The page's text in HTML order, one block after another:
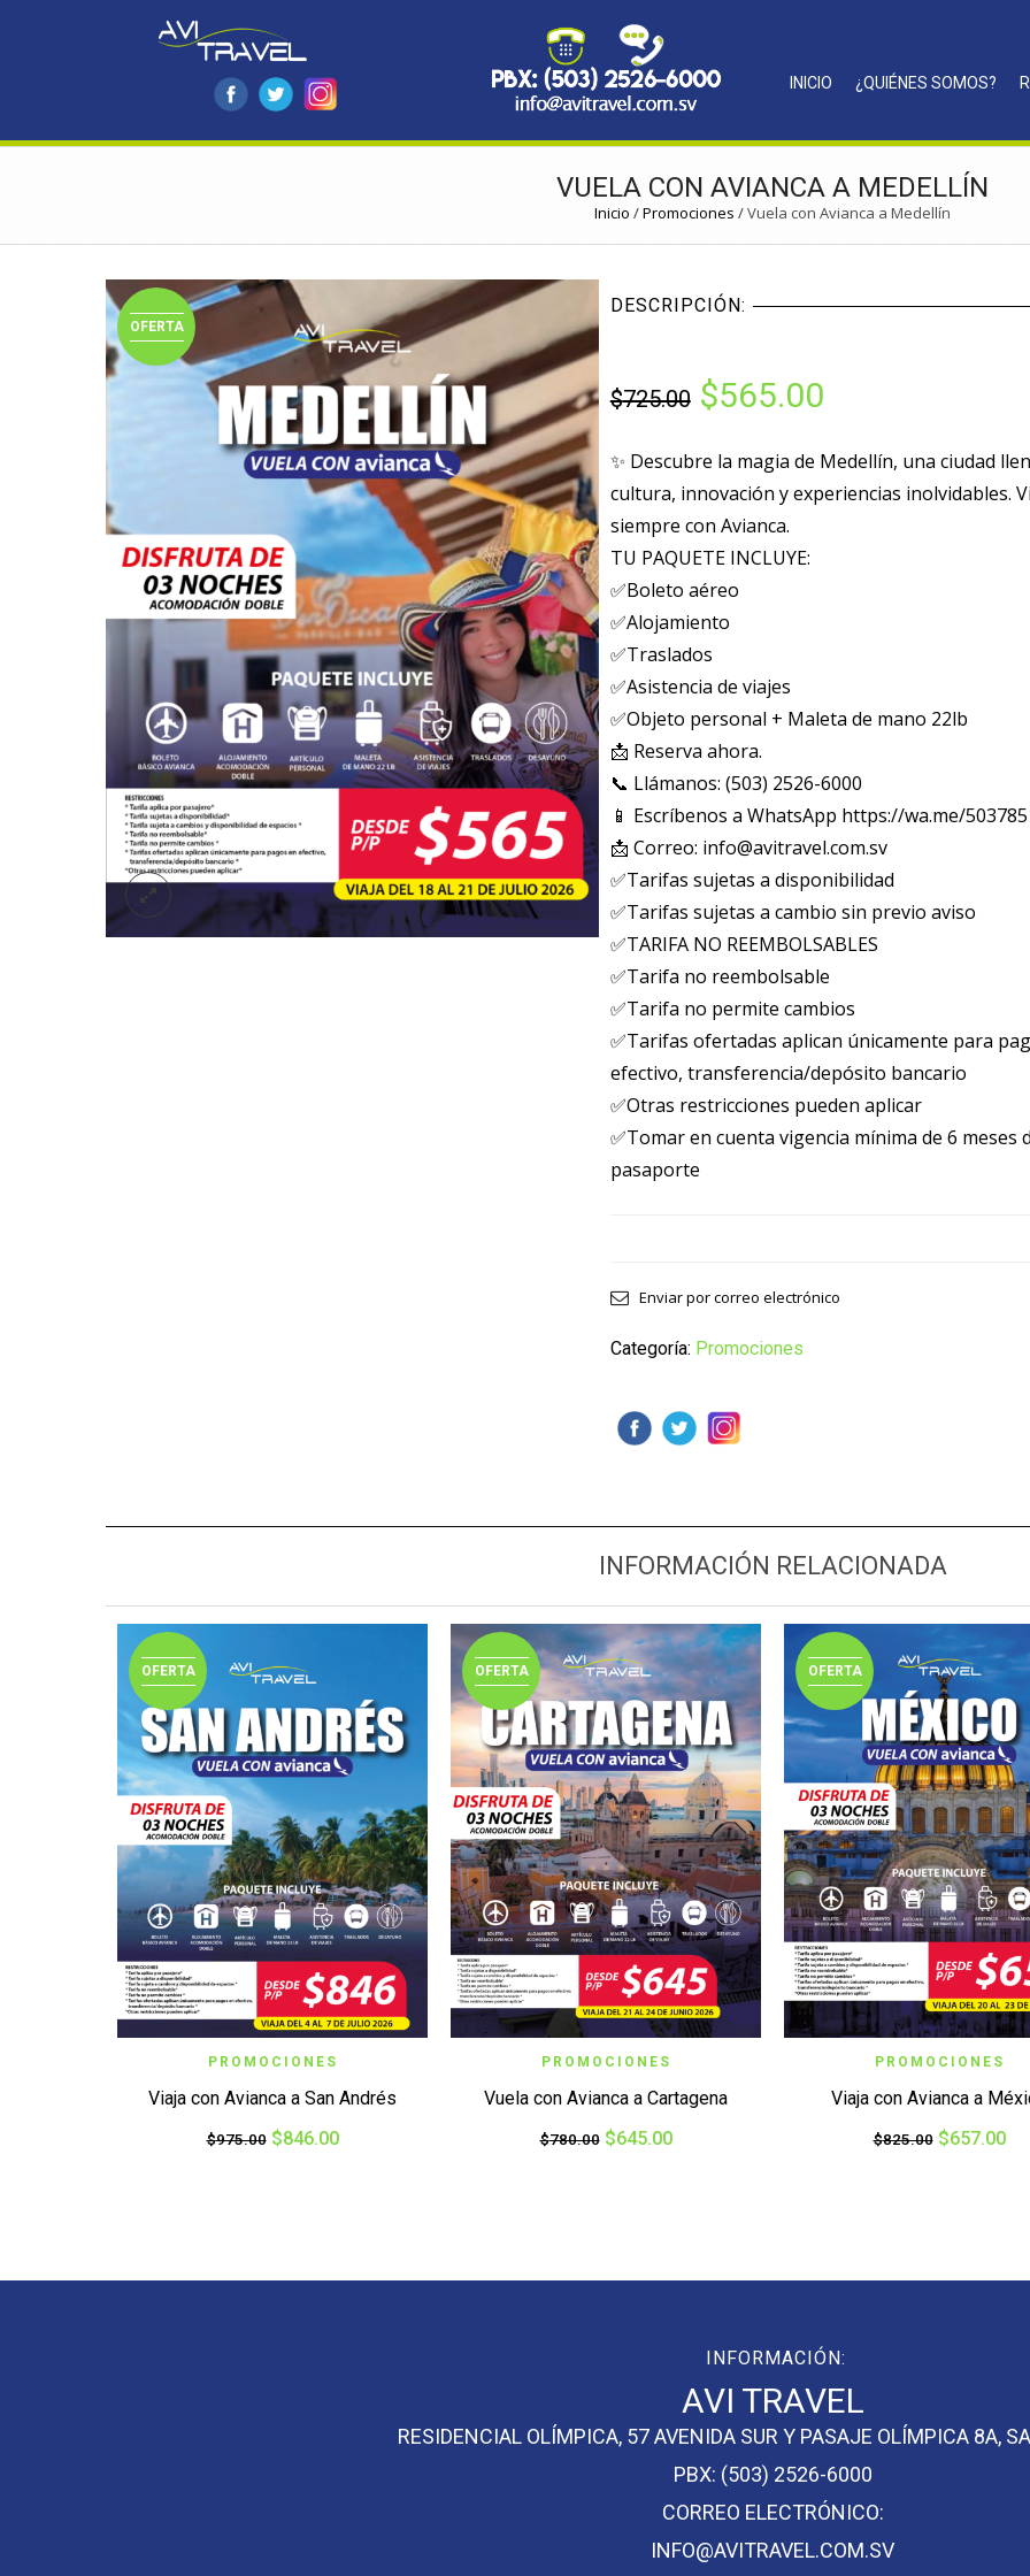
INICIO ¿QUIÉNES SOMOS?
VUELA CON AVIANCA A MEDELLÍN
Inicio /Promociones /Vuela con Avianca a Medellín
OFERTA
DESCRIPCIÓN:
$725.00 $565.00
✨ Descubre la magia de Medellín, una ciudad
cultura, innovación y experiencias inolvidables.
siempre con Avianca.
TU PAQUETE INCLUYE:
✅Boleto aéreo
✅Alojamiento
✅Traslados
✅Asistencia de viajes
✅Objeto personal + Maleta de mano 22lb
📩 Reserva ahora.
📞 Llámanos: (503) 2526-6000
📱 Escríbenos a WhatsApp https://wa.me/
📩 Correo: info@avitravel.com.sv
✅Tarifas sujetas a disponibilidad
✅Tarifas sujetas a cambio sin previo aviso
✅TARIFA NO REEMBOLSABLES
✅Tarifa no reembolsable
✅Tarifa no permite cambios
✅Tarifas ofertadas aplican únicamente para
efectivo, transferencia/depósito bancario
✅Otras restricciones pueden aplicar
✅Tomar en cuenta vigencia mínima de 6 meses
pasaporte
Enviar por correo electrónico
Categoría: Promociones
INFORMACIÓN RELACIONADA
OFERTA
VER IMAGEN
PROMOCIONES
Viaja con Avianca a San Andrés
$975.00 $846.00
OFERTA
VER IMAGEN
PROMOCIONES
Vuela con Avianca a Cartagena
$780.00 $645.00
OFERTA
VER IMAGEN
PROMOCIONES
Viaja con Avianca a
$825.00 $657.00
INFORMACIÓN:
AVI TRAVEL
RESIDENCIAL OLÍMPICA, 57 AVENIDA SUR Y PASAJE OLÍMPICA 8A,
PBX: (503) 2526-6000
CORREO ELECTRÓNICO:
INFO@AVITRAVEL.COM.SV